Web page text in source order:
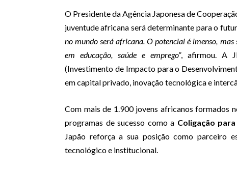
O Presidente da Agência Japonesa de
juventude africana será determinante para o
no mundo será africana. O potencial é imenso,
em educação, saúde e emprego”, afirmou. A
(Investimento de Impacto para o
em capital privado, inovação tecnológica e
Com mais de 1.900 jovens africanos formados
programas de sucesso como a Coligação
Japão reforça a sua posição como parceiro
tecnológico e institucional.